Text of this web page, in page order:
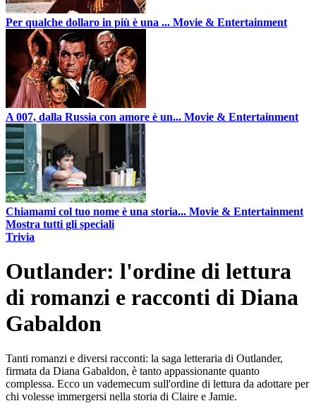
Per qualche dollaro in più è una ... Movie & Entertainment
A 007, dalla Russia con amore è un... Movie & Entertainment
Chiamami col tuo nome è una storia... Movie & Entertainment
Mostra tutti gli speciali
Trivia
Outlander: l'ordine di lettura
di romanzi e racconti di Diana
Gabaldon
Tanti romanzi e diversi racconti: la saga letteraria di Outlander,
firmata da Diana Gabaldon, è tanto appassionante quanto
complessa. Ecco un vademecum sull'ordine di lettura da adottare per
chi volesse immergersi nella storia di Claire e Jamie.